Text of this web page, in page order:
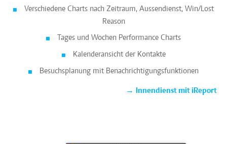
Verschiedene Charts nach Zeitraum, Aussendienst, Win/Lost
Reason
Tages und Wochen Performance Charts
Kalenderansicht der Kontakte
Besuchsplanung mit Benachrichtigungsfunktionen
→ Innendienst mit iReport